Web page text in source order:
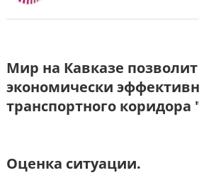
Мир на Кавказе позволит
экономически
транспортного
Оценка ситуации.